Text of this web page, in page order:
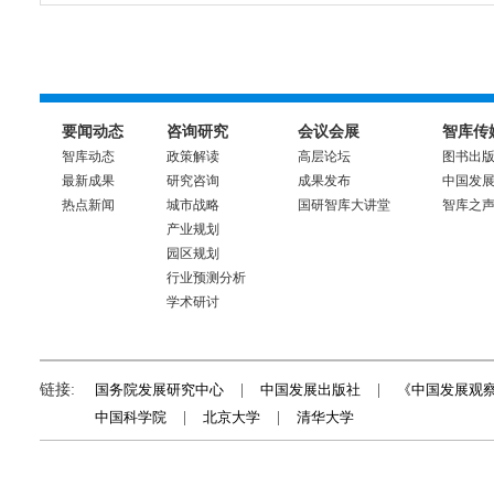
要闻动态
智库动态
最新成果
热点新闻
咨询研究
政策解读
研究咨询
城市战略
产业规划
园区规划
行业预测分析
学术研讨
会议会展
高层论坛
成果发布
国研智库大讲堂
智库传
图书出版
中国发
智库之声
链接: 国务院发展研究中心 中国发展出版社
《中国发展观
中国科学院
北京大学 清华大学